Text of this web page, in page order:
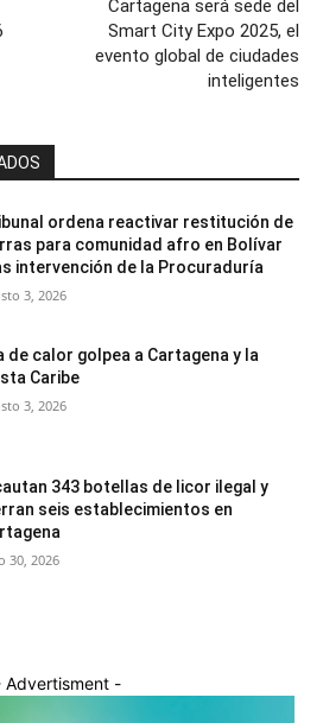
Cartagena será sede del
Smart City Expo 2025, el
evento global de ciudades
inteligentes
ordena reactivar restitución de
para comunidad afro en Bolívar
intervención de la Procuraduría
3, 2026
de calor golpea a Cartagena y la
Caribe
3, 2026
343 botellas de licor ilegal y
seis establecimientos en
30, 2026
Advertisment -